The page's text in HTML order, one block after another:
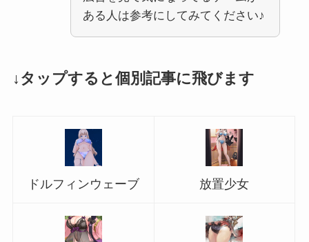
ある人は参考にしてみてください♪
↓タップすると個別記事に飛びます
ドルフィンウェーブ 放置少女